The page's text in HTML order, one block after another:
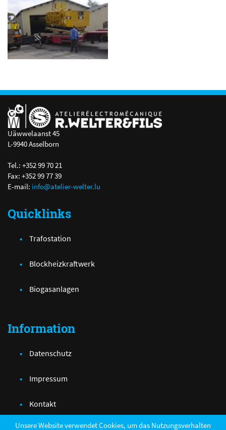
Unsere Website verwendet Cookies, um das Nutzungsverhalten
Uäwwelaanst 45
L-9940 Asselborn
Tel.: +352 99 70 21
Fax: +352 99 77 39
E-mail: info@atelier-welter.lu
Quicklinks
Trafostation
Blockheizkraftwerk
Biogasanlagen
Information
Datenschutz
Impressum
Kontakt